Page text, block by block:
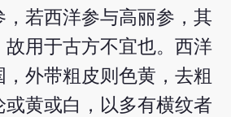
若西洋参与高丽参，其
故用于古方不宜也。西洋
外带粗皮则色黄，去粗
或黄或白，以多有横纹者